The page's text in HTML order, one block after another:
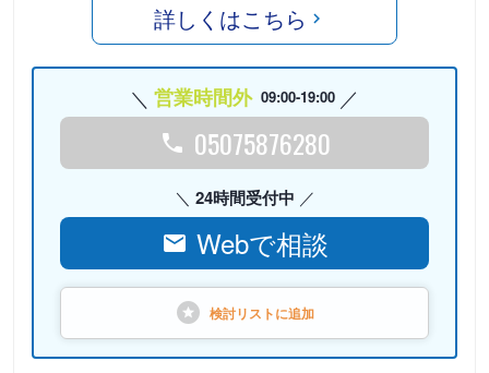
詳しくはこちら
営業時間外 09:00-19:00
05075876280
24時間受付中
Webで相談
検討リストに追加